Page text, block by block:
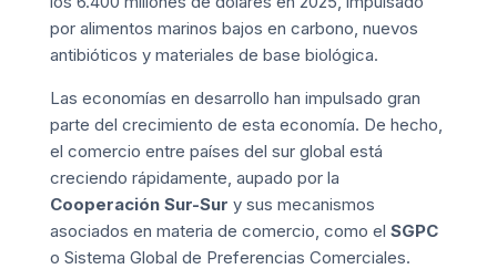
por alimentos marinos bajos en carbono, nuevos
antibióticos y materiales de base biológica.
Las economías en desarrollo han impulsado gran
parte del crecimiento de esta economía. De hecho,
el comercio entre países del sur global está
creciendo rápidamente, aupado por la
Cooperación Sur-Sur y sus mecanismos
asociados en materia de comercio, como el SGPC
o Sistema Global de Preferencias Comerciales.